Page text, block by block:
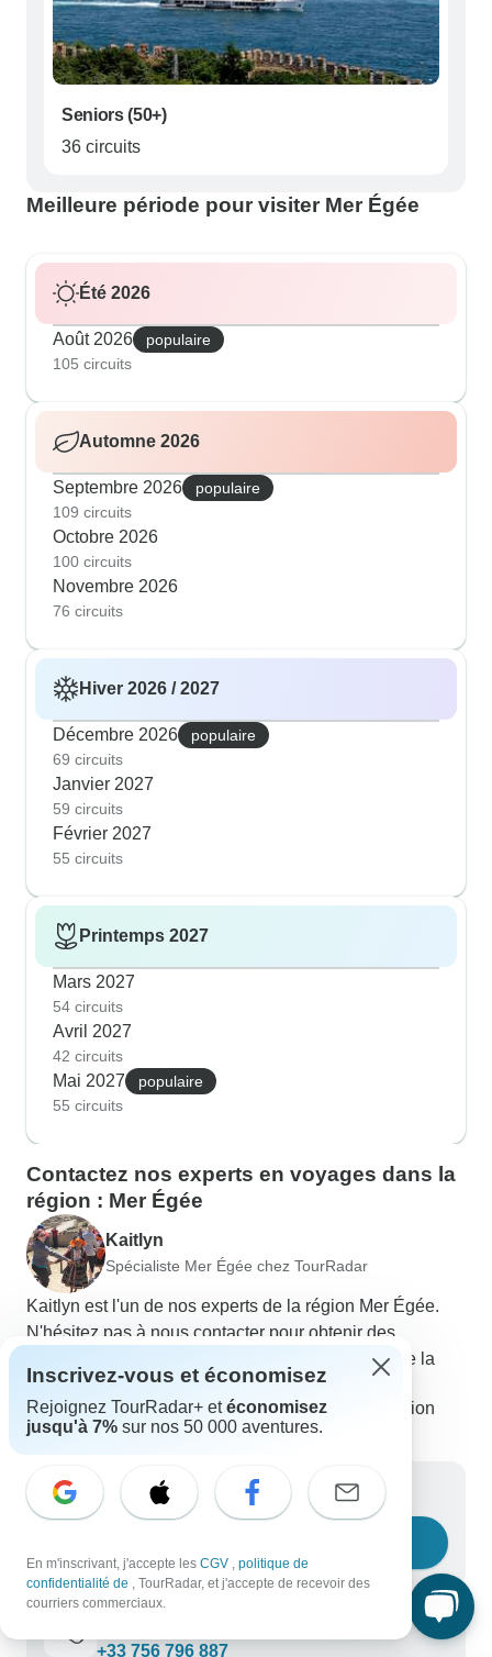
Seniors (50+)
36 circuits
Meilleure période pour visiter Mer Égée
Été 2026
Août 2026
populaire
105 circuits
Automne 2026
Septembre 2026
populaire
109 circuits
Octobre 2026
100 circuits
Novembre 2026
76 circuits
Hiver 2026 / 2027
Décembre 2026
populaire
69 circuits
Janvier 2027
59 circuits
Février 2027
55 circuits
Printemps 2027
Mars 2027
54 circuits
Avril 2027
42 circuits
Mai 2027
populaire
55 circuits
Contactez nos experts en voyages dans la
région : Mer Égée
Kaitlyn
Spécialiste Mer Égée chez TourRadar
Kaitlyn est l'un de nos experts de la région Mer Égée.
N'hésitez pas à nous contacter pour obtenir des
réponses à toutes vos questions sur les circuits de la
région Mer Égée !
Choisissez parmi + de 139 circuits dans la région
Mer Égée
Écrivez-nous un message
Appelez-nous
+33 756 796 887
Inscrivez-vous et économisez
Rejoignez TourRadar+ etéconomisez
jusqu'à 7% sur nos 50 000 aventures.
En m'inscrivant, j'accepte les CGV , politique de
confidentialité de , TourRadar, et j'accepte de recevoir des
courriers commerciaux.